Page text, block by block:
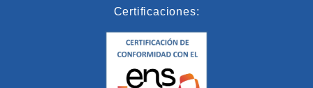
Certificaciones: